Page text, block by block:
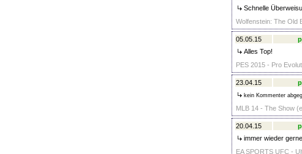
Schnelle
Wolfenstein: The Old
05.05.15
Alles Top!
PES 2015 - Pro
23.04.15
kein Kommenter
MLB 14 - The Show
20.04.15
immer wieder
EA SPORTS UFC -